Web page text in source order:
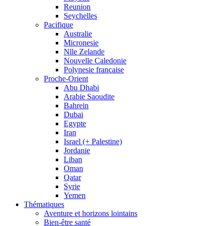
Reunion
Seychelles
Pacifique
Australie
Micronesie
Nlle Zelande
Nouvelle Caledonie
Polynesie francaise
Proche-Orient
Abu Dhabi
Arabie Saoudite
Bahrein
Dubai
Egypte
Iran
Israel (+ Palestine)
Jordanie
Liban
Oman
Qatar
Syrie
Yemen
Thématiques
Aventure et horizons lointains
Bien-être santé